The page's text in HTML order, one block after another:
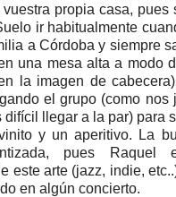
propia casa, pues
ir habitualmente
a Córdoba y siempre
una mesa alta a modo
la imagen de
el grupo (como nos
difícil llegar a la par) para
y un aperitivo. La
pues Raquel
este arte (jazz, indie,
en algún concierto.